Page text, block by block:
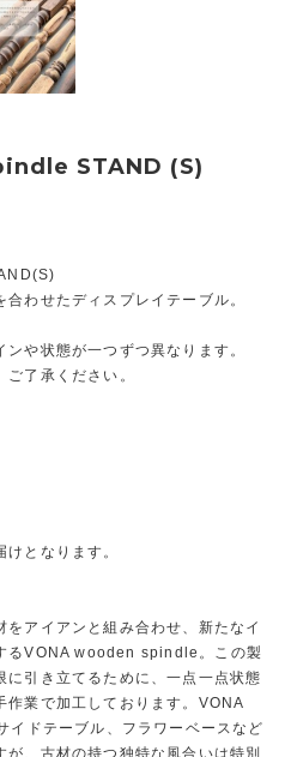
STAND (S)
わせたディスプレイテーブル。
や状態が一つずつ異なります。
了承ください。
となります。
アイアンと組み合わせ、新たなイ
るVONA wooden spindle。この製
に引き立てるために、一点一点状態
作業で加工しております。VONA
ドテーブル、フラワーベースなど
、古材の持つ独特な風合いは特別